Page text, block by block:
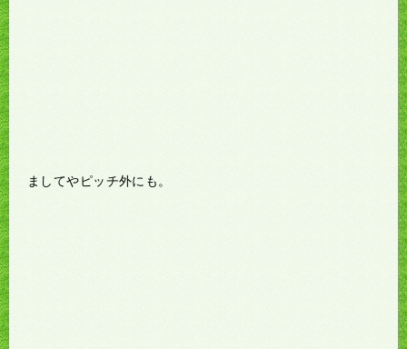
ましてやピッチ外にも。